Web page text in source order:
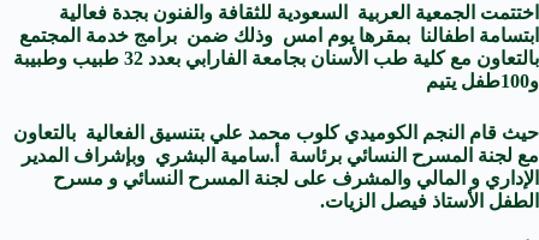
اختتمت الجمعية العربية السعودية للثقافة والفنون بجدة فعالية
ابتسامة اطفالنا بمقرها يوم امس وذلك ضمن برامج خدمة المجتمع
بالتعاون مع كلية طب الأسنان بجامعة الفارابي بعدد 32 طبيب وطبيبة
و100طفل يتيم
حيث قام النجم الكوميدي كلوب محمد علي بتنسيق الفعالية بالتعاون
مع لجنة المسرح النسائي برئاسة أ.سامية البشري وبإشراف المدير
الإداري و المالي والمشرف على لجنة المسرح النسائي و مسرح
الطفل الأستاذ فيصل الزيات.